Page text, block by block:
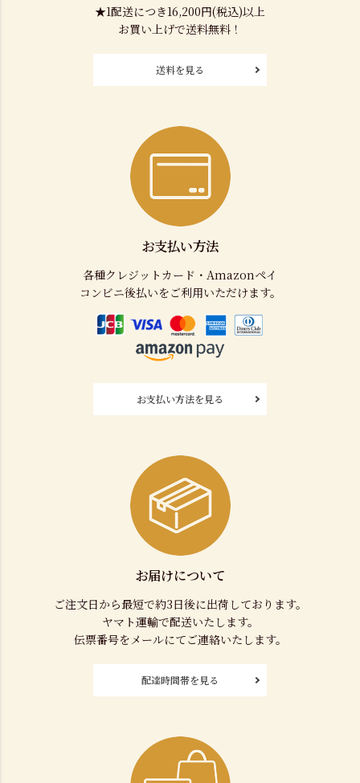
★1配送につき16,200円(税込)以上
お買い上げで送料無料！
送料を見る
お支払い方法
各種クレジットカード・Amazonペイ
コンビニ後払いをご利用いただけます。
お支払い方法を見る
お届けについて
ご注文日から最短で約3日後に出荷しております。
ヤマト運輸で配送いたします。
伝票番号をメールにてご連絡いたします。
配達時間帯を見る